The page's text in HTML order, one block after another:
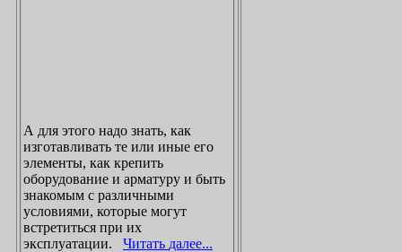
А для этого надо знать, как
изготавливать те или иные его
элементы, как крепить
оборудование и арматуру и быть
знакомым с различными
условиями, которые могут
встретиться при их
эксплуатации.
Читать далее...